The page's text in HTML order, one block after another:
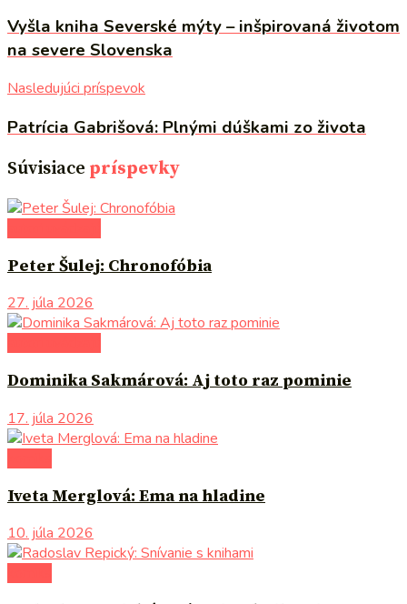
Vyšla kniha Severské mýty – inšpirovaná životom
na severe Slovenska
Nasledujúci príspevok
Patrícia Gabrišová: Plnými dúškami zo života
Súvisiace príspevky
Peter Šulej: Chronofóbia
27. júla 2026
Dominika Sakmárová: Aj toto raz pominie
17. júla 2026
Iveta Merglová: Ema na hladine
10. júla 2026